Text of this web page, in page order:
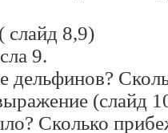
слайд 8,9)
9.
дельфинов?
(слайд
Сколько